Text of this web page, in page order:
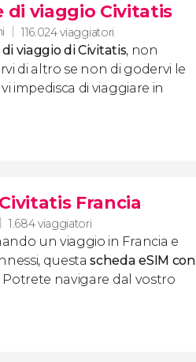
di viaggio Civitatis
116.024 viaggiatori
viaggio di Civitatis, non
di altro se non di godervi le
impedisca di viaggiare in
Francia
1.684 viaggiatori
un viaggio in Francia e
questascheda eSIM con
Potrete navigare dal vostro